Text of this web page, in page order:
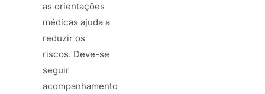
as orientações
médicas ajuda a
reduzir os
riscos. Deve-se
seguir
acompanhamento